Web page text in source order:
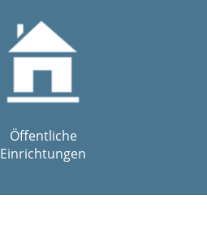
Öffentliche
Einrichtungen